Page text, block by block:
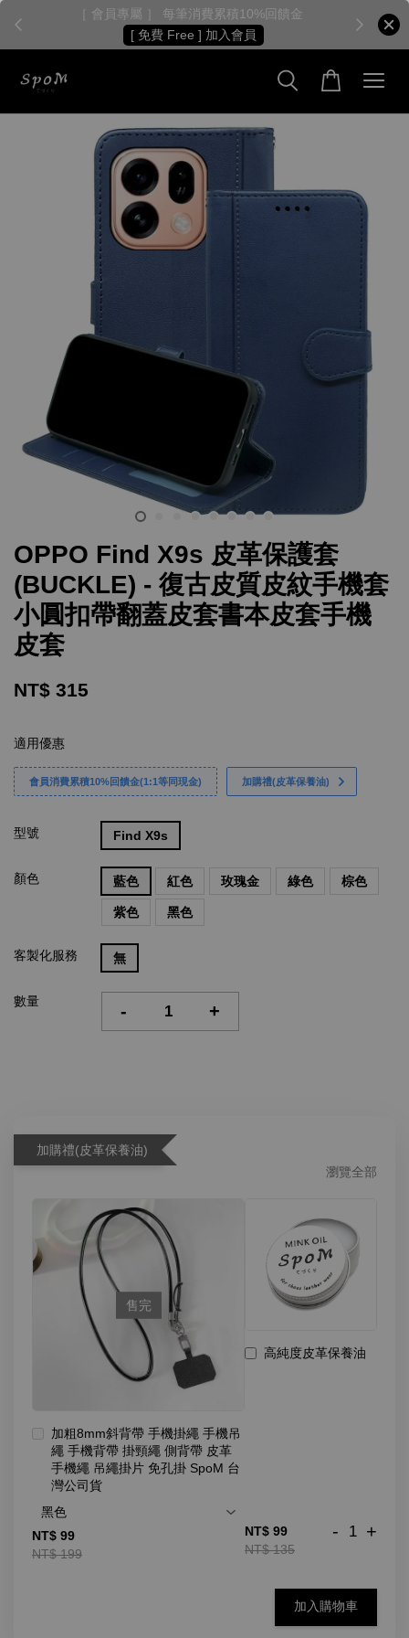
［ 會員專屬 ］ 每筆消費累積10%回饋金
[ 免費 Free ] 加入會員
OPPO Find X9s 皮革保護套
(BUCKLE) - 復古皮質皮紋手機套
小圓扣帶翻蓋皮套書本皮套手機
皮套
NT$ 315
適用優惠
會員消費累積10%回饋金(1:1等同現金) 加購禮(皮革保養油)
型號 Find X9s
顏色 藍色 紅色 玫瑰金 綠色 棕色
紫色 黑色
客製化服務 無
數量 - +
加購禮(皮革保養油)
瀏覽全部
售完
加粗8mm斜背帶 手機掛繩 手機吊
繩 手機背帶 掛頸繩 側背帶 皮革
手機繩 吊繩掛片 免孔掛 SpoM 台
灣公司貨
NT$ 99
NT$ 199
高純度皮革保養油
NT$ 99
NT$ 135
- +
加入購物車